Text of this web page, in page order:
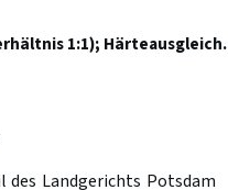
1:1); Härteausgleich.
des Landgerichts Potsdam